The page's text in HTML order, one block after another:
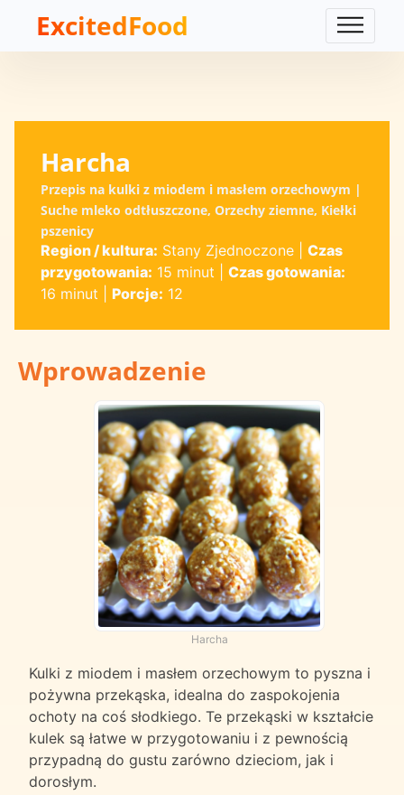
ExcitedFood
Harcha
Przepis na kulki z miodem i masłem orzechowym |
Suche mleko odtłuszczone, Orzechy ziemne, Kiełki
pszenicy
Region / kultura: Stany Zjednoczone| Czas
przygotowania: 15 minut
Czas gotowania:
16 minut
Porcje: 12
Wprowadzenie
Harcha
Kulki z miodem i masłem orzechowym to pyszna i
pożywna przekąska, idealna do zaspokojenia
ochoty na coś słodkiego. Te przekąski w kształcie
kulek są łatwe w przygotowaniu i z pewnością
przypadną do gustu zarówno dzieciom, jak i
dorosłym.